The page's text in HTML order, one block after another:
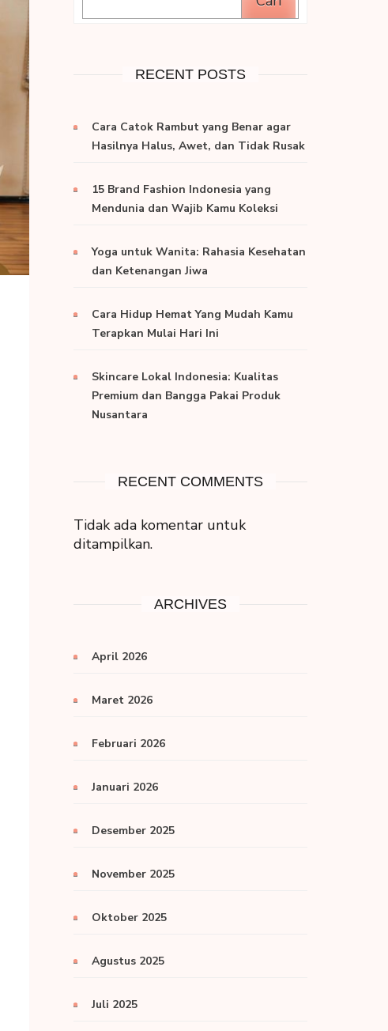
RECENT POSTS
Cara Catok Rambut yang Benar agar
Hasilnya Halus, Awet, dan Tidak Rusak
15 Brand Fashion Indonesia yang
Mendunia dan Wajib Kamu Koleksi
Yoga untuk Wanita: Rahasia Kesehatan
dan Ketenangan Jiwa
Cara Hidup Hemat Yang Mudah Kamu
Terapkan Mulai Hari Ini
Skincare Lokal Indonesia: Kualitas
Premium dan Bangga Pakai Produk
Nusantara
RECENT COMMENTS
Tidak ada komentar untuk
ditampilkan.
ARCHIVES
April 2026
Maret 2026
Februari 2026
Januari 2026
Desember 2025
November 2025
Oktober 2025
Agustus 2025
Juli 2025